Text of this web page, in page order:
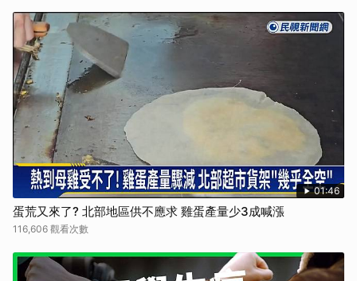
01:46
蛋荒又來了? 北部地區供不應求 雞蛋產量少3成喊漲
116,606 觀看次數